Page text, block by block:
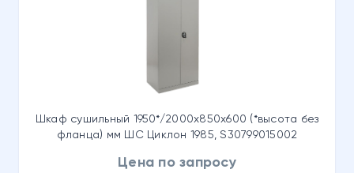
Шкаф сушильный 1950*/2000x850x600 (*высота без
фланца) мм ШС Циклон 1985, S30799015002
Цена по запросу